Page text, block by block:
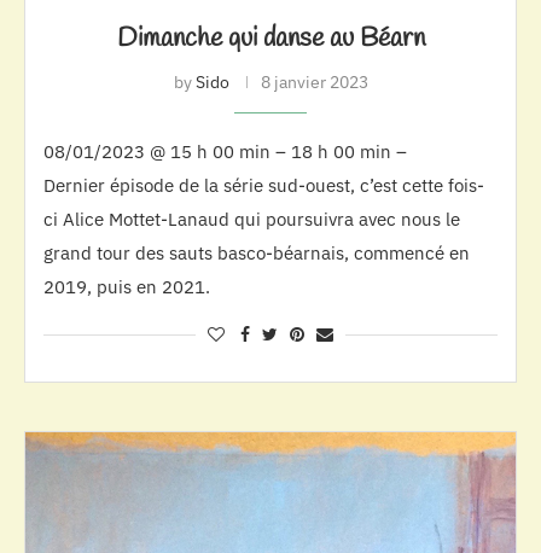
Dimanche qui danse au Béarn
bySido 8 janvier 2023
08/01/2023 @ 15 h 00 min – 18 h 00 min –
Dernier épisode de la série sud-ouest, c’est cette fois-
ci Alice Mottet-Lanaud qui poursuivra avec nous le
grand tour des sauts basco-béarnais, commencé en
2019, puis en 2021.